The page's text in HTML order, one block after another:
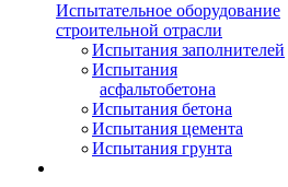
Испытательное оборудование
строительной отрасли
Испытания заполнителей
Испытания
асфальтобетона
Испытания бетона
Испытания цемента
Испытания грунта